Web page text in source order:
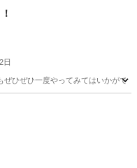
日
ひぜひ一度やってみてはいかがで